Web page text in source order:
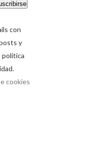
con
y
política
cookies